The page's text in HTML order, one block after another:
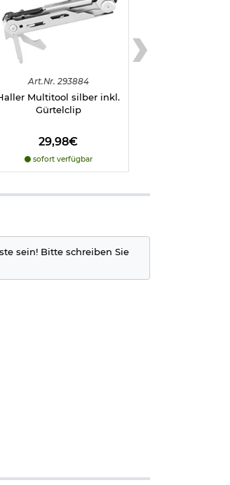
Art.Nr. 293884
Multitool silber inkl.
Gürtelclip
29,98€
sofort verfügbar
sein! Bitte schreiben Sie